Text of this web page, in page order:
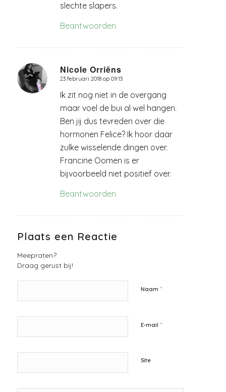
slechte slapers.
Beantwoorden
Nicole Orriëns
zegt:
23 februari 2018 op 09:13
Ik zit nog niet in de overgang
maar voel de bui al wel hangen.
Ben jij dus tevreden over die
hormonen Felice? Ik hoor daar
zulke wisselende dingen over.
Francine Oomen is er
bijvoorbeeld niet positief over.
Beantwoorden
Plaats een Reactie
Meepraten?
Draag gerust bij!
Naam *
E-mail *
Site